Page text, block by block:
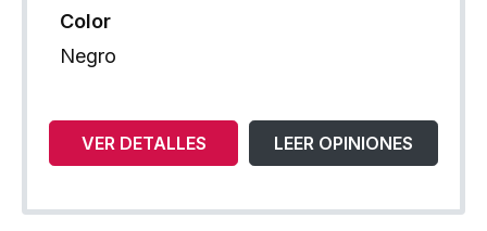
Color
Negro
VER DETALLES LEER OPINIONES